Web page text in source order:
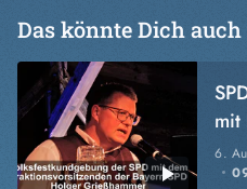
Das könnte Dich
6.
mit